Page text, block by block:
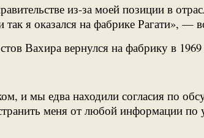
из-за моей позиции в
я оказался на фабрике Рагати», —
Вахира вернулся на фабрику в
и мы едва находили согласия по
меня от любой информации по